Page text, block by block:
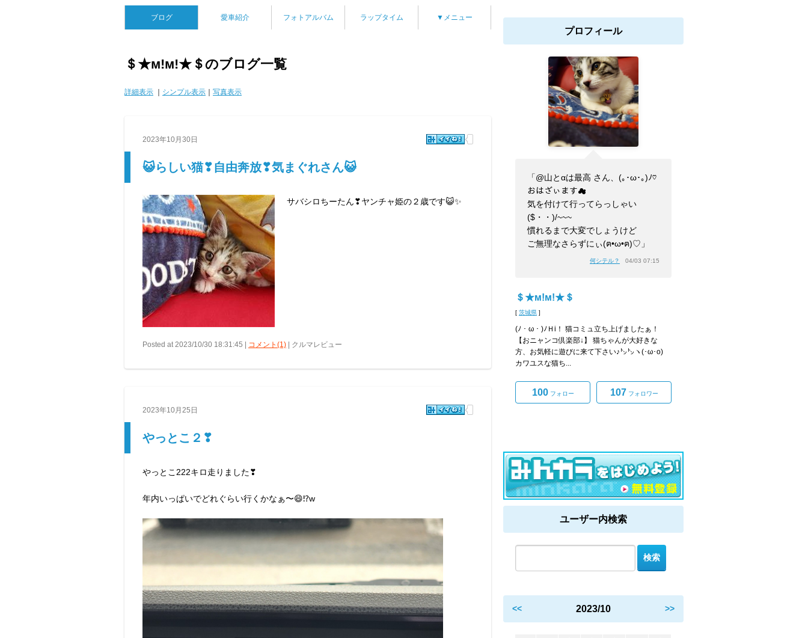
ブログ 愛車紹介 フォトアルバム ラップタイム ▼メニュー
＄★м!м!★＄のブログ一覧
詳細表示 シンプル表示 写真表示
2023年10月30日
😺らしい猫❣自由奔放❣気まぐれさん😺
サバシロちーたん❣ヤンチャ姫の２歳です😺✨
Posted at 2023/10/30 18:31:45 | コメント(1) | クルマレビュー
2023年10月25日
やっとこ２❣
やっとこ222キロ走りました❣
年内いっぱいでどれぐらい行くかなぁ〜😄⁉️w
プロフィール
「@山とαは最高 さん、(⁠｡⁠･⁠ω⁠･⁠｡⁠)⁠ﾉ⁠♡
おはざぃます☁
気を付けて行ってらっしゃい
($・・)/~~~
慣れるまで大変でしょうけど
ご無理なさらずにぃ(ฅ•ω•ฅ)♡」
何シテル？ 04/03 07:15
＄★м!м!★＄
[ 茨城県 ]
(ﾉ・ω・)ﾉＨi！ 猫コミュ立ち上げましたぁ！
【おニャンコ倶楽部↓】 猫ちゃんが大好きな
方、お気軽に遊びに来て下さい♪㌧㌧ヽ(･ω･o)
カワユスな猫ち...
100フォロー 107 フォロワー
ユーザー内検索
<< 2023/10 >>